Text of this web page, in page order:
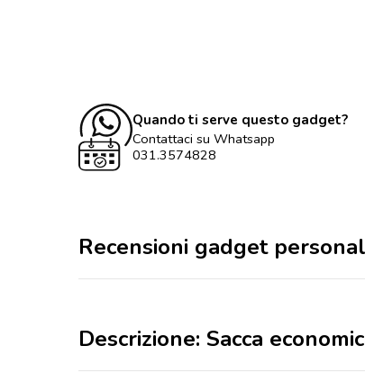
Quando ti serve questo gadget?
Contattaci su Whatsapp
031.3574828
Recensioni gadget
Descrizione: Sacca